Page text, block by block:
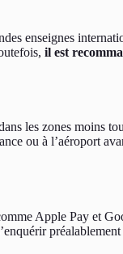
enseignes
il est
les zones moins
ou à l’aéroport
Apple Pay et